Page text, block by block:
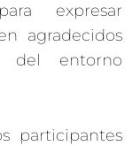
expresar
agradecidos
del entorno
participantes